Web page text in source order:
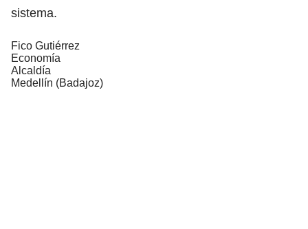
sistema.
Fico Gutiérrez
Economía
Alcaldía
Medellín (Badajoz)